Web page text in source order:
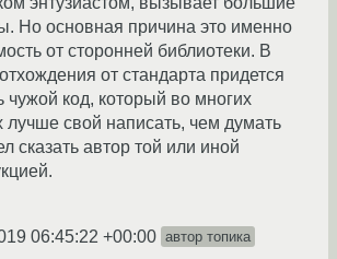
Но основная причина это именно
от сторонней библиотеки. В
от стандарта придется
чужой код, который во многих
лучше свой написать, чем думать
сказать автор той или иной
06:45:22 +00:00 автор топика